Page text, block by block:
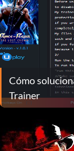
Cómo
Trainer